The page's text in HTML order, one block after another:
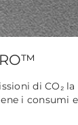
di CO₂
i consumi